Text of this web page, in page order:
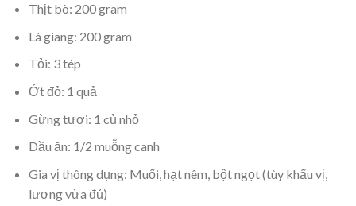
Thịt bò: 200 gram
Lá giang: 200 gram
Tỏi: 3 tép
Ớt đỏ: 1 quả
Gừng tươi: 1 củ nhỏ
Dầu ăn: 1/2 muỗng canh
Gia vị thông dụng: Muối, hạt nêm, bột ngọt (tùy khẩu vị,
lượng vừa đủ)